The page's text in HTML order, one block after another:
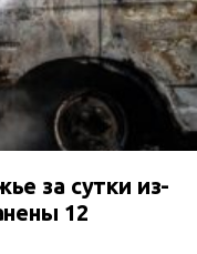
за сутки из-
12